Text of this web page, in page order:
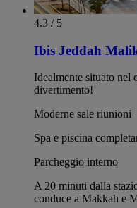
4.3 / 5
Ibis Jeddah
Idealmente situato nel
divertimento!
Moderne sale riunioni
Spa e piscina
Parcheggio interno
A 20 minuti dalla
conduce a Makkah e